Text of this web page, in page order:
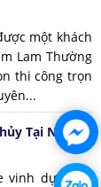
một khách
Lam Thường
thi công trọn
Tại Ninh
vinh dự được